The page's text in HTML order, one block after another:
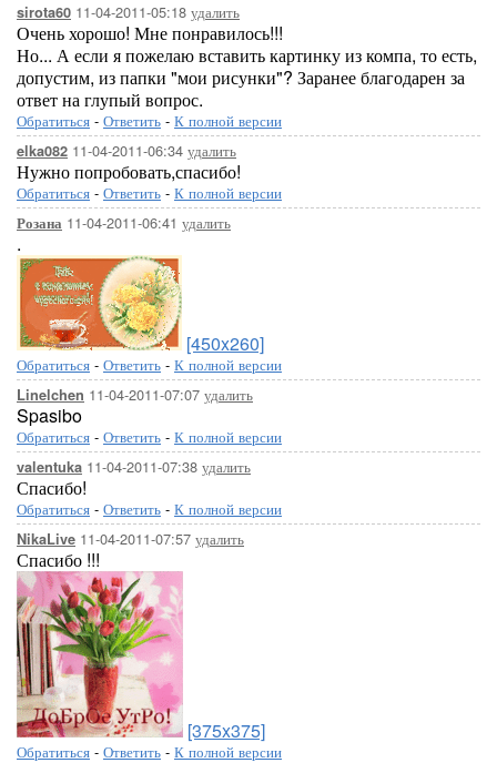
sirota60 11-04-2011-05:18 удалить
Очень хорошо! Мне понравилось!!!
Но... А если я пожелаю вставить картинку из компа, то есть,
допустим, из папки "мои рисунки"? Заранее благодарен за
ответ на глупый вопрос.
Обратиться - Ответить - К полной версии
elka082 11-04-2011-06:34 удалить
Нужно попробовать,спасибо!
Обратиться - Ответить - К полной версии
Розана 11-04-2011-06:41 удалить
.
[450x260]
Обратиться - Ответить - К полной версии
Linelchen 11-04-2011-07:07 удалить
Spasibo
Обратиться - Ответить - К полной версии
valentuka 11-04-2011-07:38 удалить
Спасибо!
Обратиться - Ответить - К полной версии
NikaLive 11-04-2011-07:57 удалить
Спасибо !!!
[375x375]
Обратиться - Ответить - К полной версии